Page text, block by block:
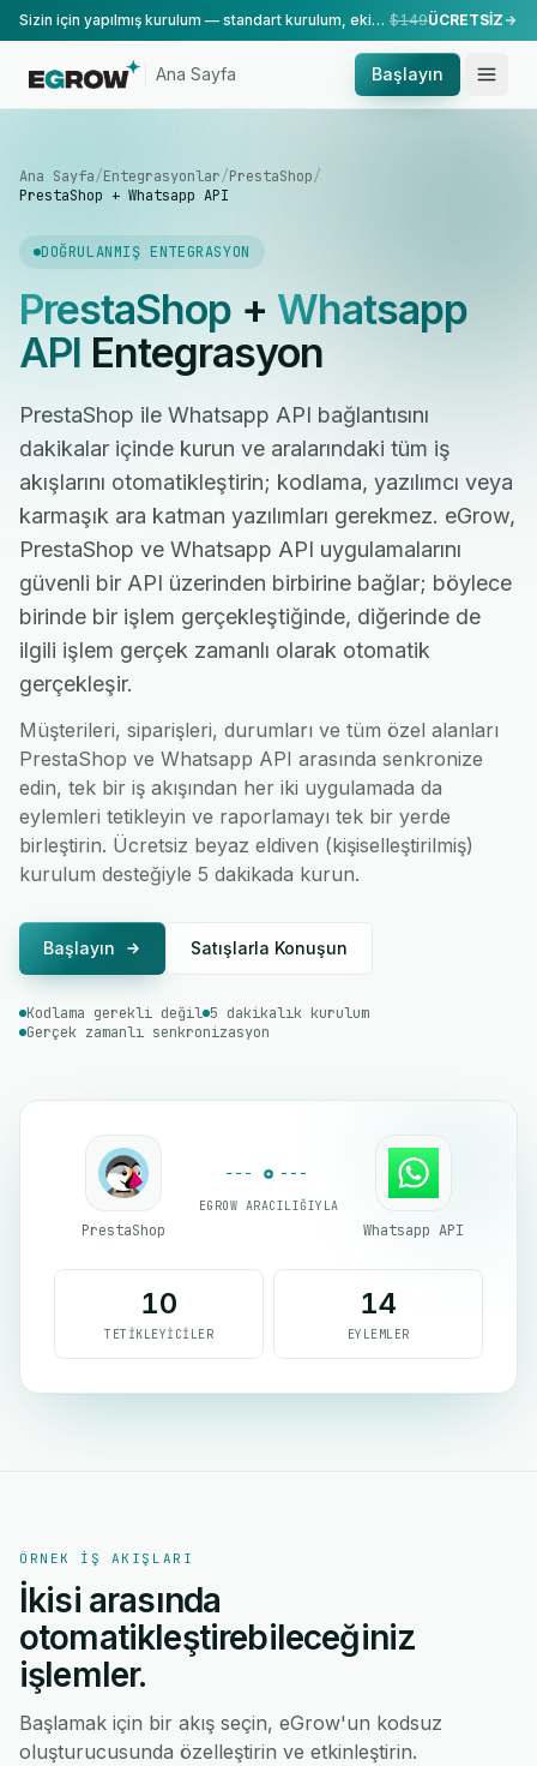
Sizin için yapılmış kurulum — standart kurulum, ekibimiz tarafından yapılır. $149ÜCRETSİZ
Ana Sayfa Başlayın
Ana Sayfa/Entegrasyonlar/PrestaShop/
PrestaShop + Whatsapp API
DOĞRULANMIŞ ENTEGRASYON
PrestaShop+ Whatsapp
API Entegrasyon
PrestaShop ile Whatsapp API bağlantısını
dakikalar içinde kurun ve aralarındaki tüm iş
akışlarını otomatikleştirin; kodlama, yazılımcı veya
karmaşık ara katman yazılımları gerekmez. eGrow,
PrestaShop ve Whatsapp API uygulamalarını
güvenli bir API üzerinden birbirine bağlar; böylece
birinde bir işlem gerçekleştiğinde, diğerinde de
ilgili işlem gerçek zamanlı olarak otomatik
gerçekleşir.
Müşterileri, siparişleri, durumları ve tüm özel alanları
PrestaShop ve Whatsapp API arasında senkronize
edin, tek bir iş akışından her iki uygulamada da
eylemleri tetikleyin ve raporlamayı tek bir yerde
birleştirin. Ücretsiz beyaz eldiven (kişiselleştirilmiş)
kurulum desteğiyle 5 dakikada kurun.
Başlayın Satışlarla Konuşun
Kodlama gerekli değil 5 dakikalık kurulum
Gerçek zamanlı senkronizasyon
PrestaShop
EGROW ARACILIĞIYLA
Whatsapp API
10
TETIKLEYICILER
14
EYLEMLER
ÖRNEK IŞ AKIŞLARI
İkisi arasında
otomatikleştirebileceğiniz
işlemler.
Başlamak için bir akış seçin, eGrow'un kodsuz
oluşturucusunda özelleştirin ve etkinleştirin.